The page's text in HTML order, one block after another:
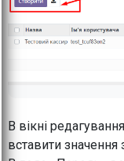
В вікні
вставити значення